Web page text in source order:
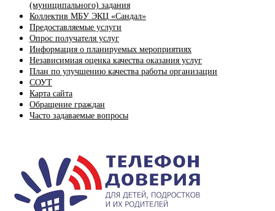
(муниципального) задания
Коллектив МБУ ЭКЦ «Сандал»
Предоставляемые услуги
Опрос получателя услуг
Информация о планируемых мероприятиях
Независимиая оценка качества оказания услуг
План по улучшению качества работы организации
СОУТ
Карта сайта
Обращение граждан
Часто задаваемые вопросы